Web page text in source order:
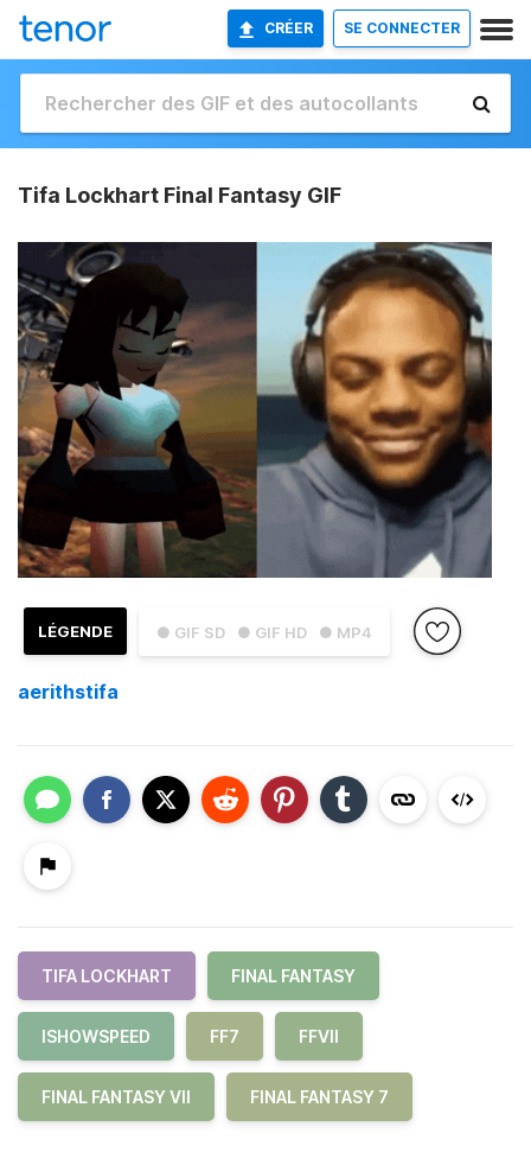
CRÉER SE CONNECTER
Tifa Lockhart Final Fantasy GIF
● GIF SD ● GIF HD ● MP4
LÉGENDE
aerithstifa
TIFA LOCKHART FINAL FANTASY
ISHOWSPEED FF7 FFVII
FINAL FANTASY VII FINAL FANTASY 7